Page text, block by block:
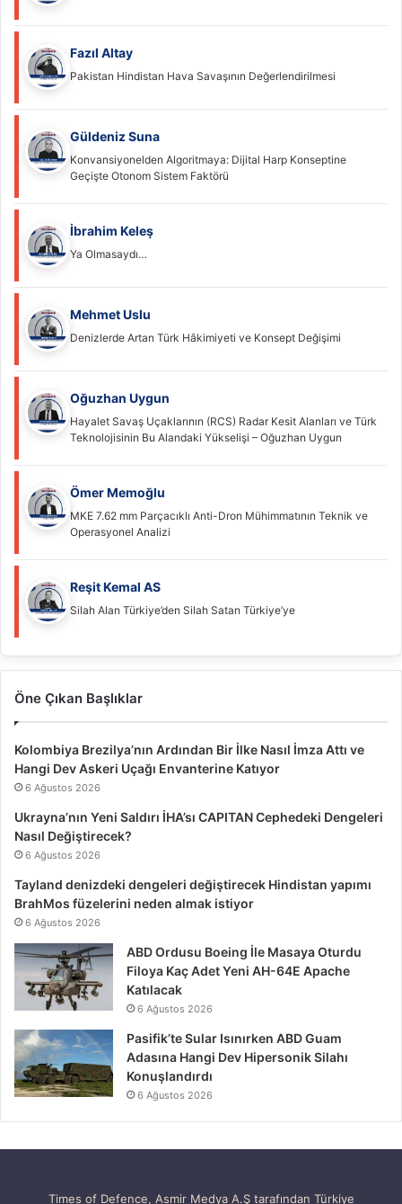
Fazıl Altay
Pakistan Hindistan Hava Savaşının Değerlendirilmesi
Güldeniz Suna
Konvansiyonelden Algoritmaya: Dijital Harp Konseptine
Geçişte Otonom Sistem Faktörü
İbrahim Keleş
Ya Olmasaydı…
Mehmet Uslu
Denizlerde Artan Türk Hâkimiyeti ve Konsept Değişimi
Oğuzhan Uygun
Hayalet Savaş Uçaklarının (RCS) Radar Kesit Alanları ve Türk
Teknolojisinin Bu Alandaki Yükselişi – Oğuzhan Uygun
Ömer Memoğlu
MKE 7.62 mm Parçacıklı Anti-Dron Mühimmatının Teknik ve
Operasyonel Analizi
Reşit Kemal AS
Silah Alan Türkiye’den Silah Satan Türkiye’ye
Öne Çıkan Başlıklar
Kolombiya Brezilya’nın Ardından Bir İlke Nasıl İmza Attı ve
Hangi Dev Askeri Uçağı Envanterine Katıyor
6 Ağustos 2026
Ukrayna’nın Yeni Saldırı İHA’sı CAPITAN Cephedeki Dengeleri
Nasıl Değiştirecek?
6 Ağustos 2026
Tayland denizdeki dengeleri değiştirecek Hindistan yapımı
BrahMos füzelerini neden almak istiyor
6 Ağustos 2026
ABD Ordusu Boeing İle Masaya Oturdu
Filoya Kaç Adet Yeni AH-64E Apache
Katılacak
6 Ağustos 2026
Pasifik’te Sular Isınırken ABD Guam
Adasına Hangi Dev Hipersonik Silahı
Konuşlandırdı
6 Ağustos 2026
Times of Defence, Asmir Medya A.Ş tarafından Türkiye